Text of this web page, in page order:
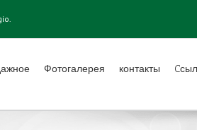
Фотогалерея контакты